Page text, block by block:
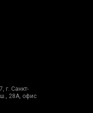
г. Санкт-
ш., 28А, офис